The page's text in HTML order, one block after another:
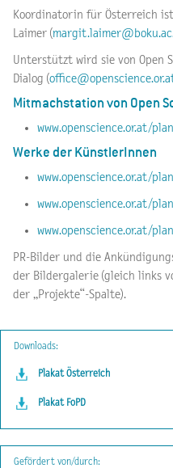
Koordinatorin für Österreich ist
Laimer (
Unterstützt wird sie von Open
Dialog (
Mitmachstation von Open
www.openscience.or.at/
Werke der KünstlerInnen
www.openscience.or.at/
www.openscience.or.at/
www.openscience.or.at/
PR-Bilder und die
der Bildergalerie (gleich links
der „Projekte“-Spalte).
Downloads:
Plakat Österreich
Plakat FoPD
Gefördert von/durch: